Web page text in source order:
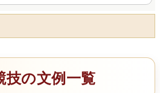
技の文例一覧